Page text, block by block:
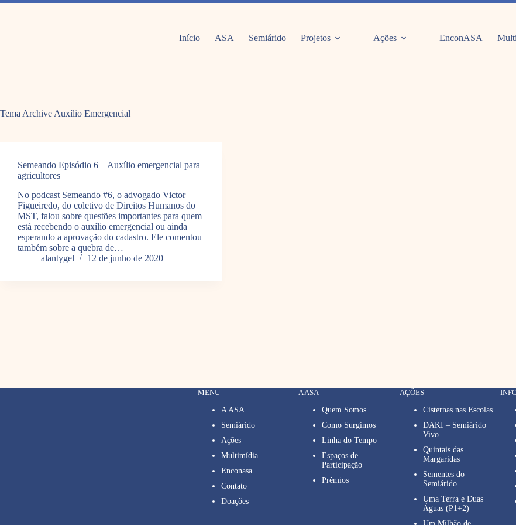
Pular
Início ASA Semiárido Projetos Ações EnconASA
Tema Archive Auxílio Emergencial
Semeando Episódio 6 – Auxílio emergencial para
agricultores
No podcast Semeando #6, o advogado Victor
Figueiredo, do coletivo de Direitos Humanos do
MST, falou sobre questões importantes para quem
está recebendo o auxílio emergencial ou ainda
esperando a aprovação do cadastro. Ele comentou
também sobre a quebra de…
alantygel
12 de junho de 2020
MENU
A ASA
Semiárido
Ações
Multimídia
Enconasa
Contato
Doações
A ASA
Quem Somos
Como Surgimos
Linha do Tempo
Espaços de
Participação
Prêmios
AÇÕES
Cisternas nas Escolas
DAKI – Semiárido
Vivo
Quintais das
Margaridas
Sementes do
Semiárido
Uma Terra e Duas
Águas (P1+2)